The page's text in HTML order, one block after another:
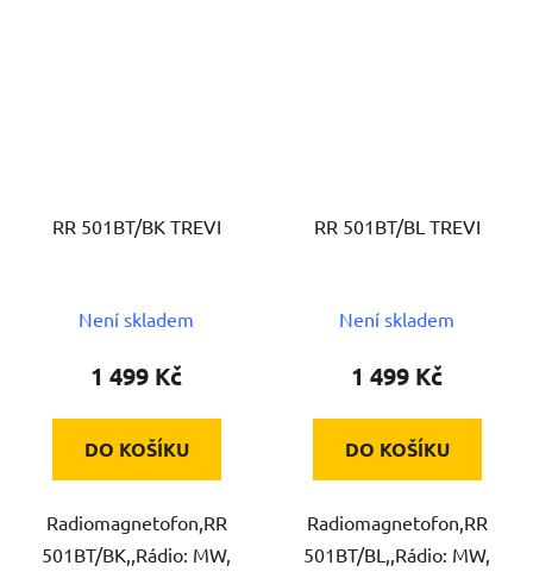
RR 501BT/BK TREVI
Není skladem
1 499 Kč
DO KOŠÍKU
Radiomagnetofon,RR
501BT/BK,,Rádio: MW,
RR 501BT/BL TREVI
Není skladem
1 499 Kč
DO KOŠÍKU
Radiomagnetofon,RR
501BT/BL,,Rádio: MW,